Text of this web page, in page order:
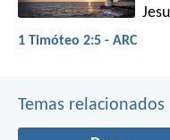
1 Timóteo 2:5 - ARC
Temas relacionados